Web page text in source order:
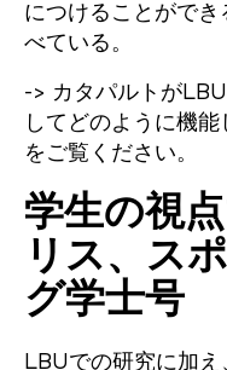
につけることがで
べている。
-> カタパルトが
してどのように機
をご覧ください。
学生の視
リス、ス
グ学士号
LBUでの研究に加え